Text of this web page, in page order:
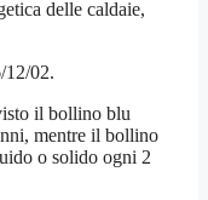
delle caldaie,
12/02.
il bollino blu
mentre il bollino
o solido ogni 2